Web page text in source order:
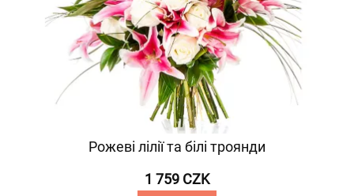
Рожеві лілії та білі троянди
1 759 CZK